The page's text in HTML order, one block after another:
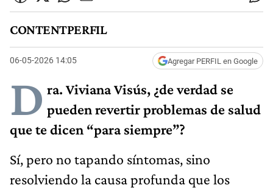
CONTENTPERFIL
06-05-2026 14:05 Agregar PERFIL en Google
D ra. Viviana Visús, ¿de verdad se
pueden revertir problemas de salud
que te dicen “para siempre”?
Sí, pero no tapando síntomas, sino
resolviendo la causa profunda que los